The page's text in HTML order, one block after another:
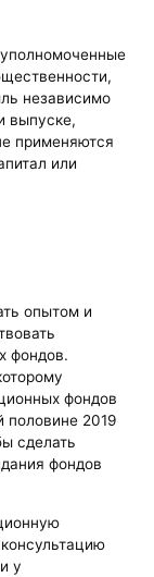
независимо
выпуске,
применяются
или
опытом и
фондов.
фондов
половине 2019
сделать
фондов
у